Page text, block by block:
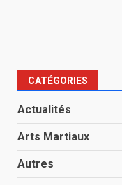
CATÉGORIES
Actualités
Arts Martiaux
Autres